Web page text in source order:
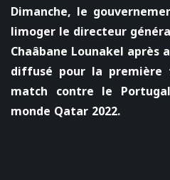
Dimanche, le
limoger le directeur
Chaâbane Lounakel après
diffusé pour la
match contre le
monde Qatar 2022.